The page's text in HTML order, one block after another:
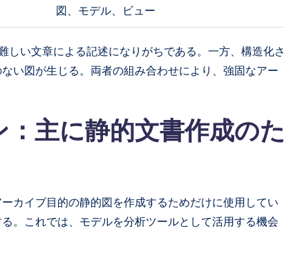
図、モデル、ビュー
い文章による記述になりがちである。一方、構造化さ
い図が生じる。両者の組み合わせにより、強固なアー
主に静的文書作成のた
カイブ目的の静的図を作成するためだけに使用してい
。これでは、モデルを分析ツールとして活用する機会